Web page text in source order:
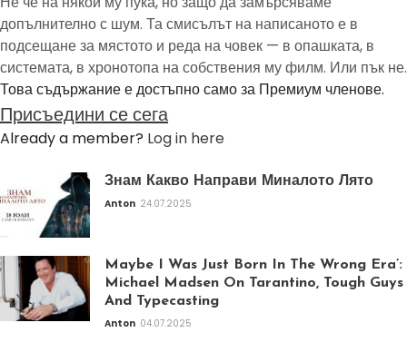
допълнително с шум. Та смисълът на написаното е в
подсещане за мястото и реда на човек — в опашката, в
системата, в хронотопа на собствения му филм. Или пък не.
Това съдържание е достъпно само за Премиум членове.
Присъедини се сега
Already a member? Log in here
Знам Какво Направи Миналото Лято
Anton 24.07.2025
Maybe I Was Just Born In The Wrong Era’:
Michael Madsen On Tarantino, Tough Guys
And Typecasting
Anton 04.07.2025